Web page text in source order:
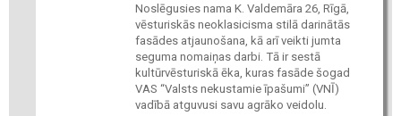
Noslēgusies nama K. Valdemāra 26, Rīgā,
vēsturiskās neoklasicisma stilā darinātās
fasādes atjaunošana, kā arī veikti jumta
seguma nomaiņas darbi. Tā ir sestā
kultūrvēsturiskā ēka, kuras fasāde šogad
VAS “Valsts nekustamie īpašumi” (VNĪ)
vadībā atguvusi savu agrāko veidolu.